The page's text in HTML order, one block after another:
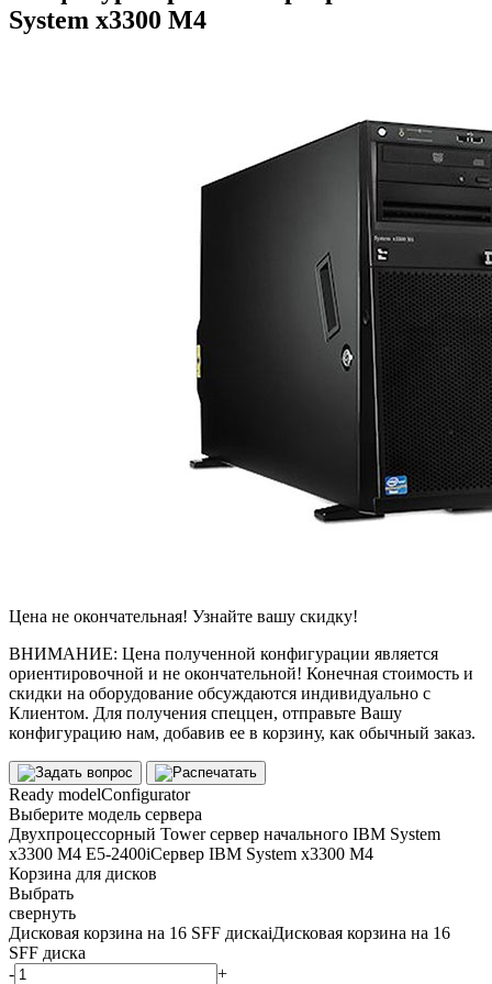
System x3300 M4
Цена не окончательная! Узнайте вашу скидку!
ВНИМАНИЕ: Цена полученной конфигурации является
ориентировочной и не окончательной! Конечная стоимость и
скидки на оборудование обсуждаются индивидуально с
Клиентом. Для получения спеццен, отправьте Вашу
конфигурацию нам, добавив ее в корзину, как обычный заказ.
Ready modelConfigurator
Выберите модель сервера
Двухпроцессорный Tower сервер начального IBM System
x3300 M4 E5-2400iСервер IBM System x3300 M4
Корзина для дисков
Выбрать
свернуть
Дисковая корзина на 16 SFF дискаiДисковая корзина на 16
SFF диска
-
+